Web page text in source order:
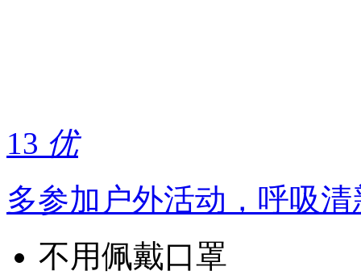
13 优
多参加户外活动，呼吸
不用佩戴口罩